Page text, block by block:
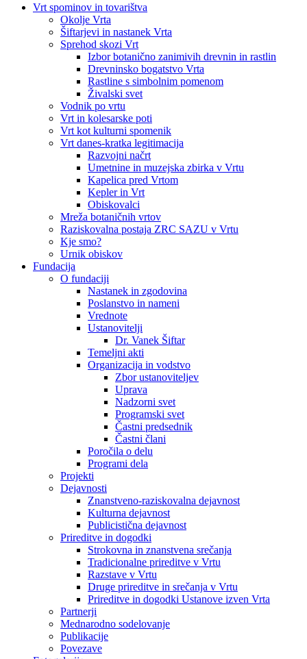
Vrt spominov in tovarištva
Okolje Vrta
Šiftarjevi in nastanek Vrta
Sprehod skozi Vrt
Izbor botanično zanimivih drevnin in rastlin
Drevninsko bogatstvo Vrta
Rastline s simbolnim pomenom
Živalski svet
Vodnik po vrtu
Vrt in kolesarske poti
Vrt kot kulturni spomenik
Vrt danes-kratka legitimacija
Razvojni načrt
Umetnine in muzejska zbirka v Vrtu
Kapelica pred Vrtom
Kepler in Vrt
Obiskovalci
Mreža botaničnih vrtov
Raziskovalna postaja ZRC SAZU v Vrtu
Kje smo?
Urnik obiskov
Fundacija
O fundaciji
Nastanek in zgodovina
Poslanstvo in nameni
Vrednote
Ustanovitelji
Dr. Vanek Šiftar
Temeljni akti
Organizacija in vodstvo
Zbor ustanoviteljev
Uprava
Nadzorni svet
Programski svet
Častni predsednik
Častni člani
Poročila o delu
Programi dela
Projekti
Dejavnosti
Znanstveno-raziskovalna dejavnost
Kulturna dejavnost
Publicistična dejavnost
Prireditve in dogodki
Strokovna in znanstvena srečanja
Tradicionalne prireditve v Vrtu
Razstave v Vrtu
Druge prireditve in srečanja v Vrtu
Prireditve in dogodki Ustanove izven Vrta
Partnerji
Mednarodno sodelovanje
Publikacije
Povezave